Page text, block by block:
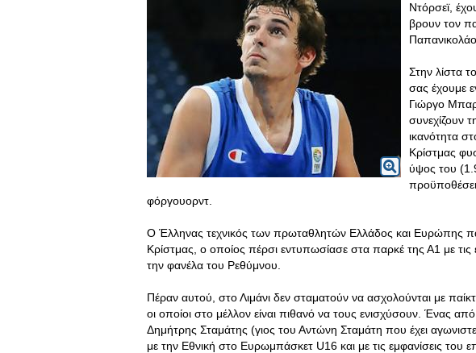
Ντόρσεϊ,
βρουν τον
Στην λίστα
σας έχουμε
Γιώργο
συνεχίζουν
ικανότητα
Κρίστμας
ύψος του
φόργουορντ.
Ο Έλληνας τεχνικός των πρωταθλητών Ελλάδος και Ευρώπης
Κρίστμας, ο οποίος πέρσι εντυπωσίασε στα παρκέ της Α1 με
την φανέλα του Ρεθύμνου.
Πέραν αυτού, στο Λιμάνι δεν σταματούν να ασχολούνται με
οι οποίοι στο μέλλον είναι πιθανό να τους ενισχύσουν. Ένας
Δημήτρης Σταμάτης (γιος του Αντώνη Σταμάτη που έχει
με την Εθνική στο Ευρωμπάσκετ U16 και με τις εμφανίσεις του